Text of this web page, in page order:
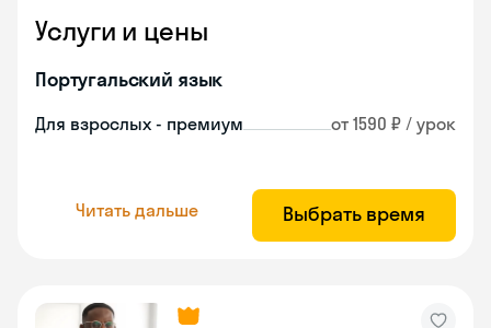
Услуги и цены
Португальский язык
Для взрослых - премиум от 1590 ₽ / урок
Читать дальше Выбрать время